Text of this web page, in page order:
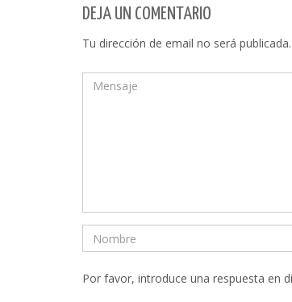
DEJA UN COMENTARIO
Tu dirección de email no será publicada.
Por favor, introduce una respuesta en